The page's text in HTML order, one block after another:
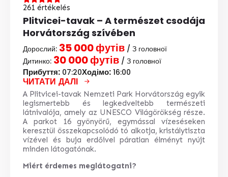
261 értékelés
Plitvicei-tavak – A természet csodája
Horvátország szívében
Дорослий: 35 000 футів / З головної
Дитинко: 30 000 футів / З головної
Прибуття: 07:20Ходімо: 16:00
ЧИТАТИ ДАЛІ
A Plitvicei-tavak Nemzeti Park Horvátország egyik
legismertebb és legkedveltebb természeti
látnivalója, amely az UNESCO Világörökség része.
A parkot 16 gyönyörű, egymással vízeséseken
keresztül összekapcsolódó tó alkotja, kristálytiszta
vízével és buja erdőivel páratlan élményt nyújt
minden látogatónak.
Miért érdemes meglátogatni?